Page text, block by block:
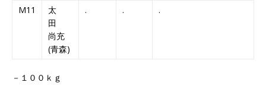
M11
太
田
尚充
(青森)
. . .
－１００ｋｇ